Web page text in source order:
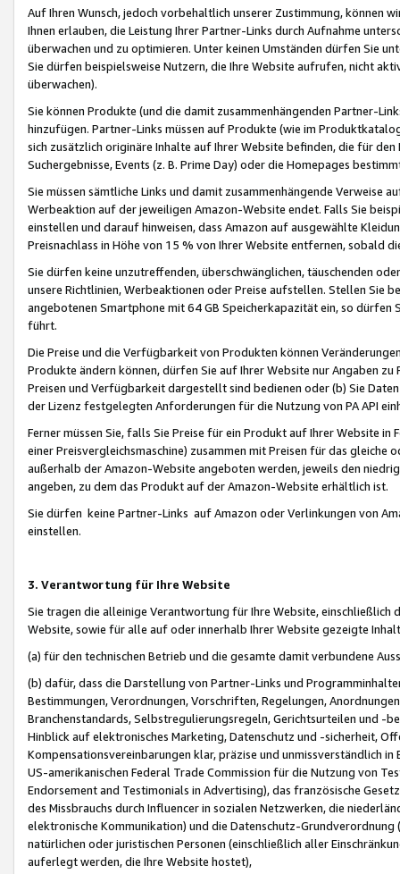
Auf Ihren Wunsch, jedoch vorbehaltlich unserer Zustimmung, können
Ihnen erlauben, die Leistung Ihrer Partner-Links durch Aufnahme
überwachen und zu optimieren. Unter keinen Umständen dürfen Sie
Sie dürfen beispielsweise Nutzern, die Ihre Website aufrufen, nicht
überwachen).
Sie können Produkte (und die damit zusammenhängenden Partner-
hinzufügen. Partner-Links müssen auf Produkte (wie im
sich zusätzlich originäre Inhalte auf Ihrer Website befinden, die für
Suchergebnisse, Events (z. B. Prime Day) oder die Homepages
Sie müssen sämtliche Links und damit zusammenhängende
Werbeaktion auf der jeweiligen Amazon-Website endet. Falls Sie
einstellen und darauf hinweisen, dass Amazon auf ausgewählte
Preisnachlass in Höhe von 15 % von Ihrer Website entfernen, sobald
Sie dürfen keine unzutreffenden, überschwänglichen, täuschenden
unsere Richtlinien, Werbeaktionen oder Preise aufstellen. Stellen Sie
angebotenen Smartphone mit 64 GB Speicherkapazität ein, so dürfen
führt.
Die Preise und die Verfügbarkeit von Produkten können
Produkte ändern können, dürfen Sie auf Ihrer Website nur Angaben
Preisen und Verfügbarkeit dargestellt sind bedienen oder (b) Sie
der Lizenz festgelegten Anforderungen für die Nutzung von PA API
Ferner müssen Sie, falls Sie Preise für ein Produkt auf Ihrer Website
einer Preisvergleichsmaschine) zusammen mit Preisen für das
außerhalb der Amazon-Website angeboten werden, jeweils den
angeben, zu dem das Produkt auf der Amazon-Website erhältlich ist.
Sie dürfen keine Partner-Links auf Amazon oder Verlinkungen von
einstellen.
3. Verantwortung für Ihre Website
Sie tragen die alleinige Verantwortung für Ihre Website,
Website, sowie für alle auf oder innerhalb Ihrer Website gezeigte
(a) für den technischen Betrieb und die gesamte damit verbundene
(b) dafür, dass die Darstellung von Partner-Links und
Bestimmungen, Verordnungen, Vorschriften, Regelungen,
Branchenstandards, Selbstregulierungsregeln, Gerichtsurteilen und -
Hinblick auf elektronisches Marketing, Datenschutz und -sicherheit,
Kompensationsvereinbarungen klar, präzise und unmissverständlich
US-amerikanischen Federal Trade Commission für die Nutzung von
Endorsement and Testimonials in Advertising), das französische
des Missbrauchs durch Influencer in sozialen Netzwerken, die
elektronische Kommunikation) und die Datenschutz-
natürlichen oder juristischen Personen (einschließlich aller
auferlegt werden, die Ihre Website hostet),